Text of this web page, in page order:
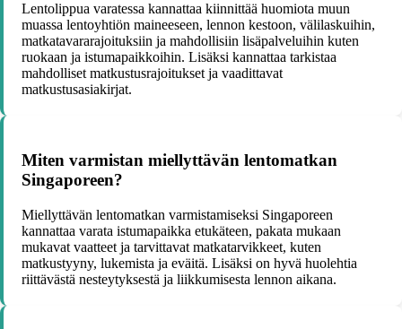
Lentolippua varatessa kannattaa kiinnittää huomiota muun
muassa lentoyhtiön maineeseen, lennon kestoon, välilaskuihin,
matkatavararajoituksiin ja mahdollisiin lisäpalveluihin kuten
ruokaan ja istumapaikkoihin. Lisäksi kannattaa tarkistaa
mahdolliset matkustusrajoitukset ja vaadittavat
matkustusasiakirjat.
Miten varmistan miellyttävän lentomatkan
Singaporeen?
Miellyttävän lentomatkan varmistamiseksi Singaporeen
kannattaa varata istumapaikka etukäteen, pakata mukaan
mukavat vaatteet ja tarvittavat matkatarvikkeet, kuten
matkustyyny, lukemista ja eväitä. Lisäksi on hyvä huolehtia
riittävästä nesteytyksestä ja liikkumisesta lennon aikana.